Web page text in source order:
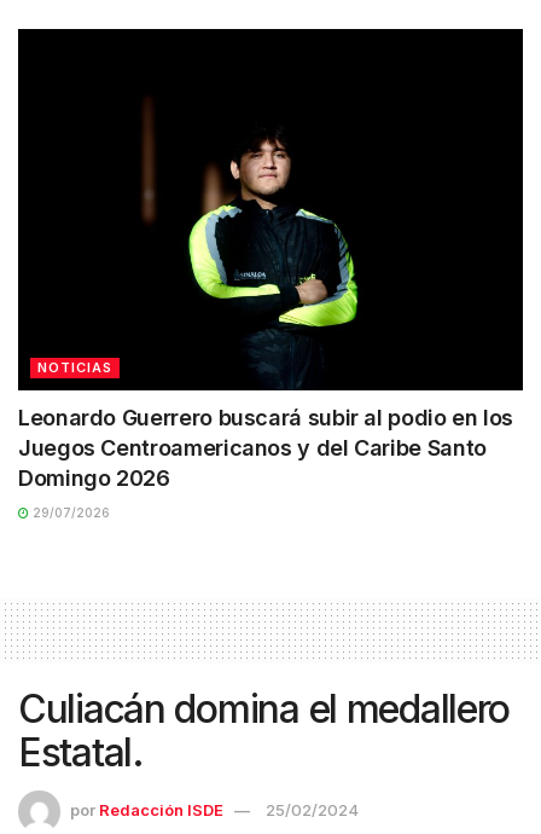
NOTICIAS
Leonardo Guerrero buscará subir al podio en los
Juegos Centroamericanos y del Caribe Santo
Domingo 2026
29/07/2026
Culiacán domina el medallero
Estatal.
por Redacción ISDE
25/02/2024